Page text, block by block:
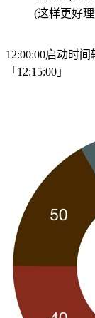
(这样更好
12:00:00启动时间
「12:15:00」